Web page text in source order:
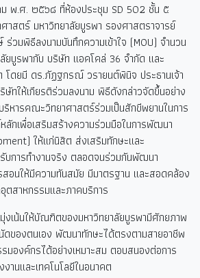
พ.ศ. ๒๕๖๘ ที่ห้องประชุม SD 502 ชั้น ๕
าสตร์ มหาวิทยาลัยบูรพา รองศาสตราจารย์
วมพิธีลงนามบันทึกความเข้าใจ (MOU) จำนวน
ยบูรพากับ บริษัท แอคโคล่ 36 จำกัด และ
โดยมี ดร.ภัฏฐกรณ์ วรายนต์พินิจ ประธานเจ้า
ษัทให้เกียรติร่วมลงนาม พิธีดังกล่าวจัดขึ้นอย่าง
หารคณะวิทยาศาสตร์ร่วมเป็นสักขีพยานในการ
กเพื่อเสริมสร้างความร่วมมือในการพัฒนา
ให้แก่นิสิต ส่งเสริมทักษะและ
บการทำงานจริง ตลอดจนร่วมกันพัฒนา
สอนให้มีความทันสมัย มีมาตรฐาน และสอดคล้อง
ตสาหกรรมและภาคบริการ
เน้นให้บัณฑิตของมหาวิทยาลัยบูรพามีศักยภาพ
ดของตนเอง พัฒนาทักษะได้ตรงตามสายอาชีพ
มองค์กรได้อย่างเหมาะสม ตอบสนองต่อการ
านและเทคโนโลยีในอนาคต